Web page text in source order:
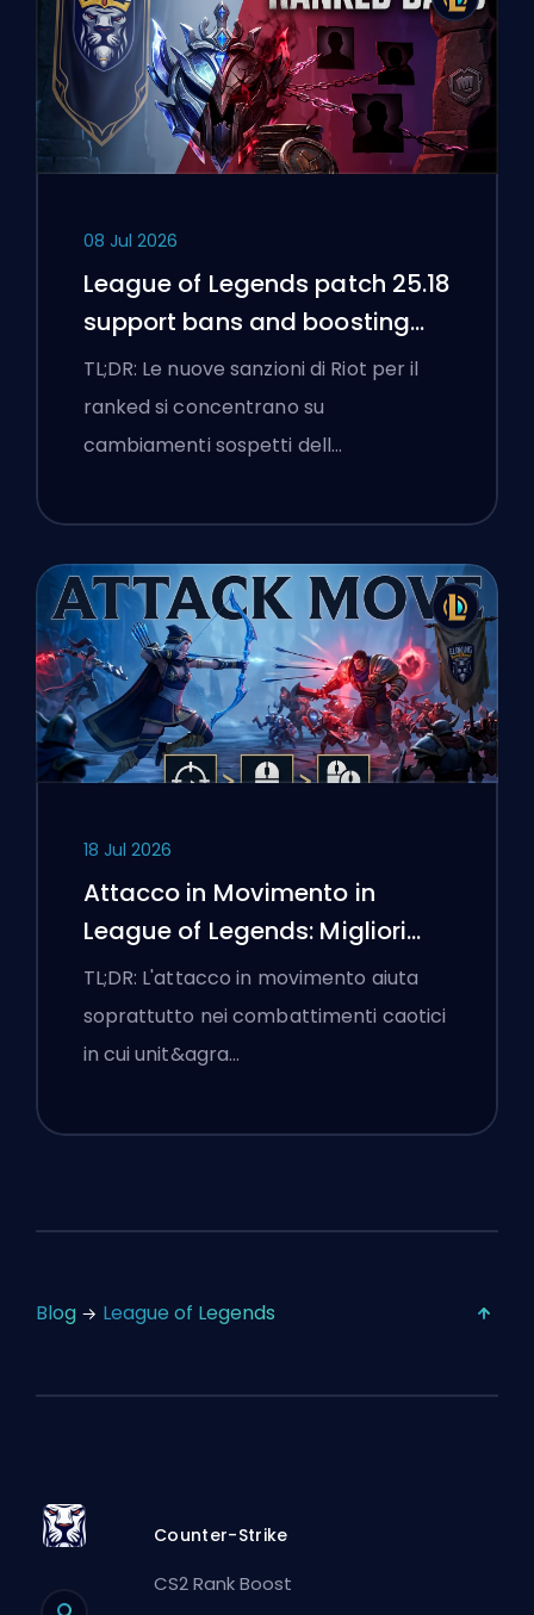
08 Jul 2026
League of Legends patch 25.18
support bans and boosting
flags
TL;DR: Le nuove sanzioni di Riot per il
ranked si concentrano su
cambiamenti sospetti dell…
18 Jul 2026
Attacco in Movimento in
League of Legends: Migliori
Impostazioni
TL;DR: L'attacco in movimento aiuta
soprattutto nei combattimenti caotici
in cui unit&agra…
Blog League of Legends
Counter-Strike
CS2 Rank Boost